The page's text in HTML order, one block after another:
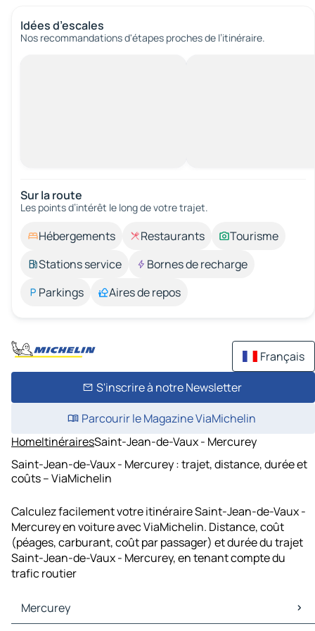
Idées d’escales
Nos recommandations d'étapes proches de l’itinéraire.
Sur la route
Les points d’intérêt le long de votre trajet.
Hébergements Restaurants
Tourisme
Stations service
Bornes de recharge
Parkings
Aires de repos
Français
S'inscrire à notre Newsletter
Parcourir le Magazine ViaMichelin
HomeItinérairesSaint-Jean-de-Vaux - Mercurey
Saint-Jean-de-Vaux - Mercurey : trajet, distance, durée et
coûts – ViaMichelin
Calculez facilement votre itinéraire Saint-Jean-de-Vaux -
Mercurey en voiture avec ViaMichelin. Distance, coût
(péages, carburant, coût par passager) et durée du trajet
Saint-Jean-de-Vaux - Mercurey, en tenant compte du
trafic routier
Mercurey